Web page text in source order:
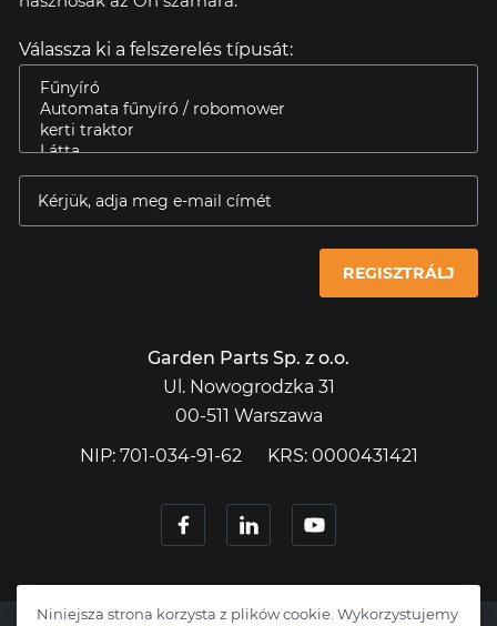
Válassza ki a felszerelés típusát:
REGISZTRÁLJ
Garden Parts Sp. z o.o.
Ul. Nowogrodzka 31
00-511 Warszawa
NIP: 701-034-91-62
KRS: 0000431421
Niniejsza strona korzysta z plików cookie. Wykorzystujemy